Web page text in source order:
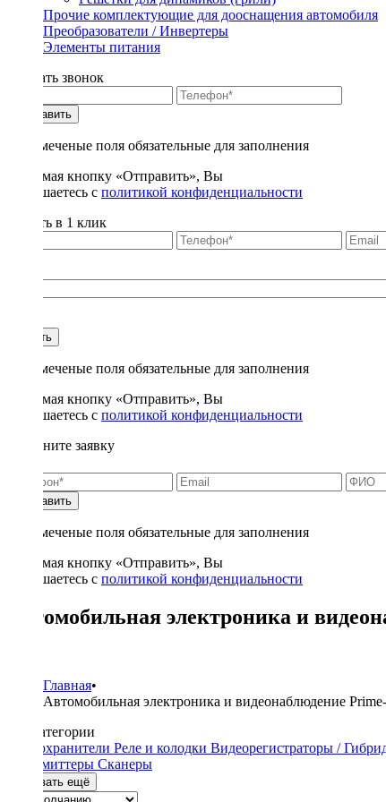
Прочие комплектующие для дооснащения автомобиля
Преобразователи / Инвертеры
Элементы питания
Заказать звонок
Отправить
* - отмеченые поля обязательные для заполнения
Нажимая кнопку «Отправить», Вы
соглашаетесь с политикой конфиденциальности
Купить в 1 клик
Купить
* - отмеченые поля обязательные для заполнения
Нажимая кнопку «Отправить», Вы
соглашаетесь с политикой конфиденциальности
Заполните заявку
Отправить
* - отмеченые поля обязательные для заполнения
Нажимая кнопку «Отправить», Вы
соглашаетесь с политикой конфиденциальности
Автомобильная электроника и
Главная•
Автомобильная электроника и видеонаблюдение
Подкатегории
Предохранители Реле и колодки Видеорегистраторы /
трансмиттеры Сканеры
Показать ещё